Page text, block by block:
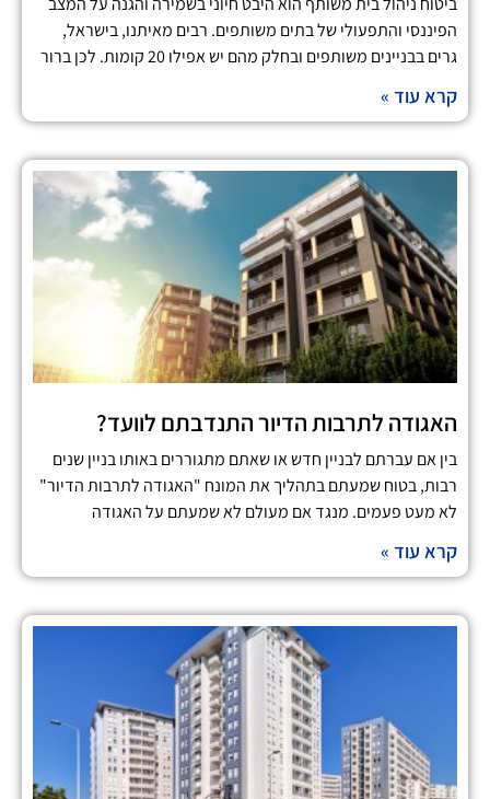
הפיננסי והתפעולי של בתים משותפים. רבים מאיתנו, בישראל,
גרים בבניינים משותפים ובחלק מהם יש אפילו 20 קומות. לכן ברור
קרא עוד »
האגודה לתרבות הדיור התנדבתם לוועד?
בין אם עברתם לבניין חדש או שאתם מתגוררים באותו בניין שנים
רבות, בטוח שמעתם בתהליך את המונח "האגודה לתרבות הדיור"
לא מעט פעמים. מנגד אם מעולם לא שמעתם על האגודה
קרא עוד »